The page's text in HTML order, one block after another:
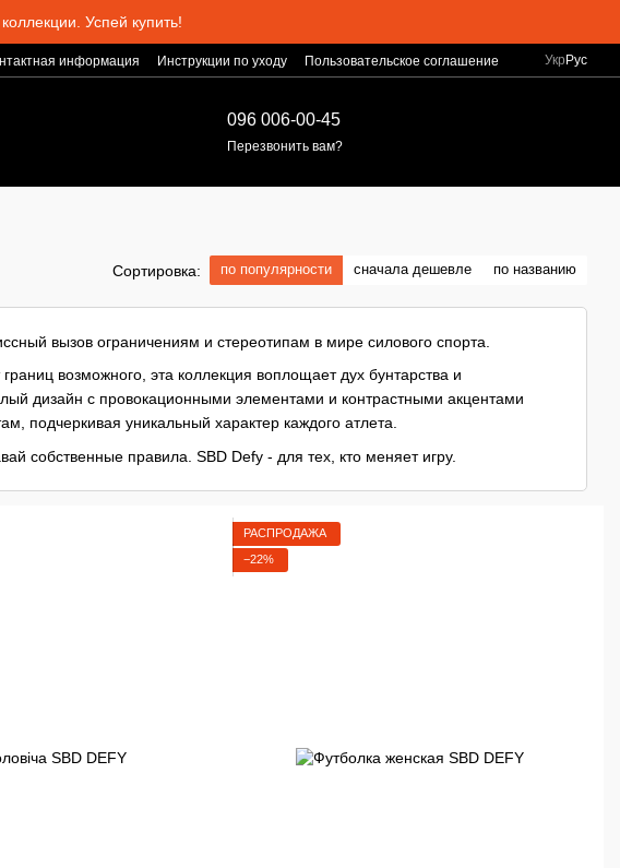
Успей купить!
информация Инструкции по уходу
Пользовательское соглашение
Укр Рус
096 006-00-45
Перезвонить вам?
Сортировка: по популярности сначала дешевле по названию
вызов ограничениям и стереотипам в мире силового спорта.
возможного, эта коллекция воплощает дух бунтарства и
дизайн с провокационными элементами и контрастными акцентами
подчеркивая уникальный характер каждого атлета.
собственные правила. SBD Defy - для тех, кто меняет игру.
РАСПРОДАЖА
−22%